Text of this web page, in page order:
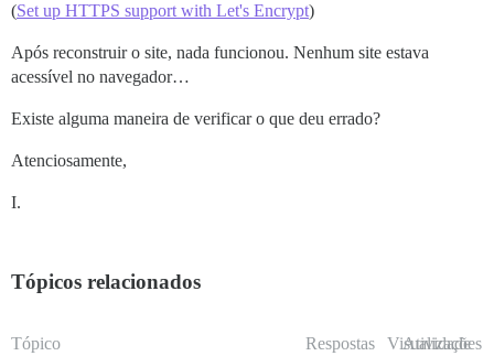
(Set up HTTPS support with Let's Encrypt)
Após reconstruir o site, nada funcionou. Nenhum site estava
acessível no navegador…
Existe alguma maneira de verificar o que deu errado?
Atenciosamente,
I.
Tópicos relacionados
Tópico Respostas Visualizações
Atividade